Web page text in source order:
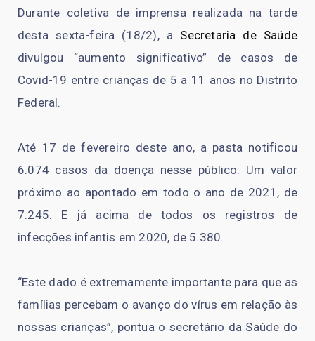
Durante coletiva de imprensa realizada na tarde
desta sexta-feira (18/2), a Secretaria de Saúde
divulgou “aumento significativo” de casos de
Covid-19 entre crianças de 5 a 11 anos no Distrito
Federal.
Até 17 de fevereiro deste ano, a pasta notificou
6.074 casos da doença nesse público. Um valor
próximo ao apontado em todo o ano de 2021, de
7.245. E já acima de todos os registros de
infecções infantis em 2020, de 5.380.
“Este dado é extremamente importante para que as
famílias percebam o avanço do vírus em relação às
nossas crianças”, pontua o secretário da Saúde do